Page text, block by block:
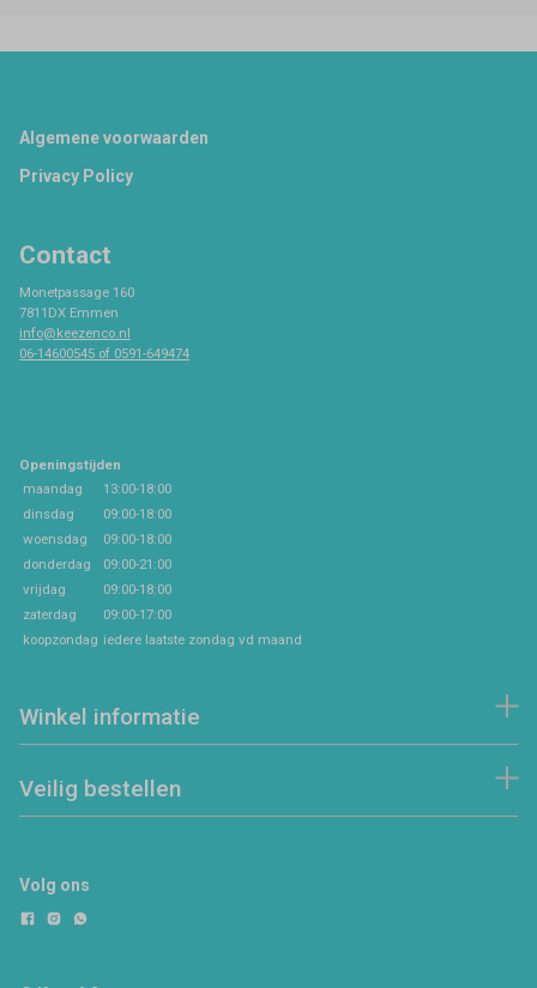
Footer
Algemene voorwaarden
Privacy Policy
Contact
Monetpassage 160
7811DX Emmen
info@keezenco.nl
06-14600545 of 0591-649474
Openingstijden
maandag
13:00-18:00
dinsdag
09:00-18:00
woensdag
09:00-18:00
donderdag
09:00-21:00
vrijdag
09:00-18:00
zaterdag
09:00-17:00
koopzondag iedere laatste zondag vd maand
Winkel informatie
Veilig bestellen
Volg ons